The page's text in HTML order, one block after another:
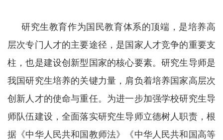
研究生教育作为国民教育体系的顶端，是培养高
层次专门人才的主要途径，是国家人才竞争的重要支
柱，也是建设创新型国家的核心要素。研究生导师是
我国研究生培养的关键力量，肩负着培养国家高层次
创新人才的使命与重任。为进一步加强学校研究生导
师队伍建设，全面落实研究生导师立德树人职责，根
据《中华人民共和国教师法》《中华人民共和国高等